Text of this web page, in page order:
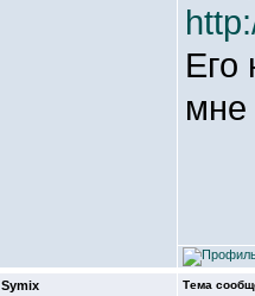
Его
мне
Symix Тема